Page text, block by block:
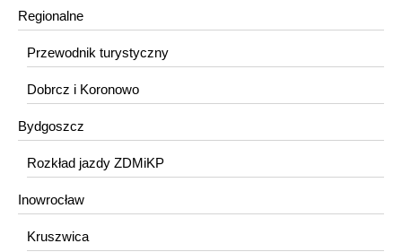
Regionalne
Przewodnik turystyczny
Dobrcz i Koronowo
Bydgoszcz
Rozkład jazdy ZDMiKP
Inowrocław
Kruszwica